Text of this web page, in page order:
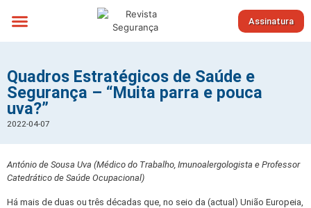
Assinatura
Quadros Estratégicos de Saúde e
Segurança – “Muita parra e pouca
uva?”
2022-04-07
António de Sousa Uva (Médico do Trabalho, Imunoalergologista e Professor
Catedrático de Saúde Ocupacional)
Há mais de duas ou três décadas que, no seio da (actual) União Europeia,